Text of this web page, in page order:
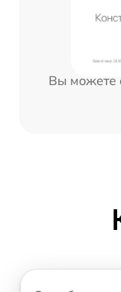
Вы можете